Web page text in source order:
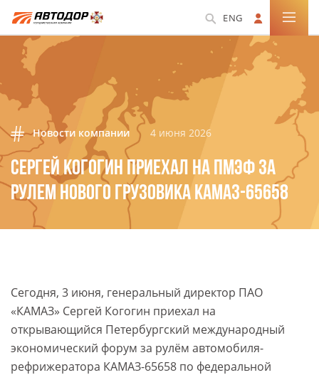
ENG
Новости компании 4 июня 2026
СЕРГЕЙ КОГОГИН ПРИЕХАЛ НА ПМЭФ ЗА
РУЛЕМ НОВОГО ГРУЗОВИКА КАМАЗ-65658
Сегодня, 3 июня, генеральный директор ПАО
«КАМАЗ» Сергей Когогин приехал на
открывающийся Петербургский международный
экономический форум за рулём автомобиля-
рефрижератора КАМАЗ-65658 по федеральной